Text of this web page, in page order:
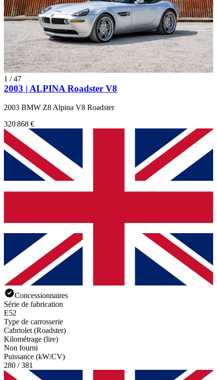
1 /47
2003 | ALPINA Roadster V8
2003 BMW Z8 Alpina V8 Roadster
320 868 €
Concessionnaires
Série de fabrication
E52
Type de carrosserie
Cabriolet (Roadster)
Kilométrage (lire)
Non fourni
Puissance (kW/CV)
280 / 381